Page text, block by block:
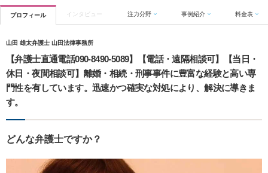
プロフィール インタビュー 注力分野 事例紹介 料金表
山田 雄太弁護士 山田法律事務所
【弁護士直通電話090-8490-5089】【電話・遠隔相談可】【当日・
休日・夜間相談可】離婚・相続・刑事事件に豊富な経験と高い専
門性を有しています。迅速かつ確実な対処により、解決に導きま
す。
どんな弁護士ですか？